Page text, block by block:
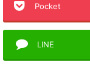
Pocket
LINE